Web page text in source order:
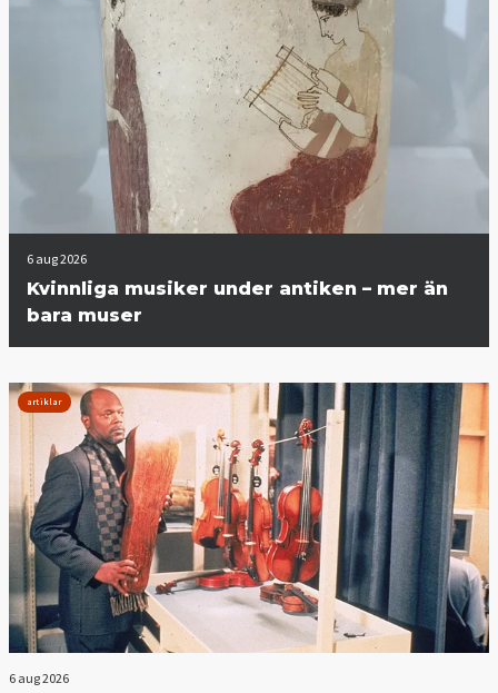
6 aug 2026
Kvinnliga musiker under antiken – mer än
bara muser
artiklar
6 aug 2026